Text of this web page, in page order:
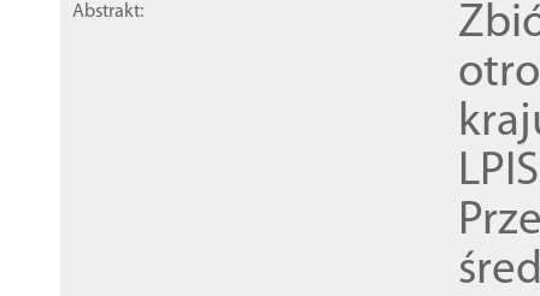
Abstrakt: